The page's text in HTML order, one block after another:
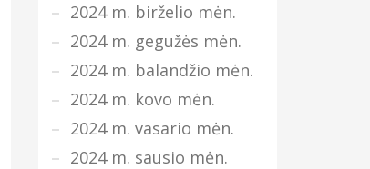
2024 m. birželio mėn.
2024 m. gegužės mėn.
2024 m. balandžio mėn.
2024 m. kovo mėn.
2024 m. vasario mėn.
2024 m. sausio mėn.